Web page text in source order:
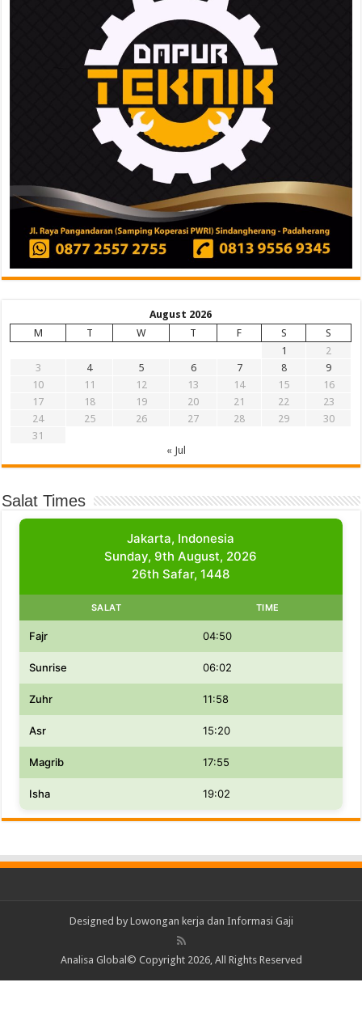
August 2026
M
T W T F S
S
1
2
3
4 5 6 7 8
9
10
11 12 13 14 15
16
17
18 19 20 21 22
23
24
25 26 27 28 29
30
31
« Jul
Salat Times
Jakarta, Indonesia
Sunday, 9th August, 2026
26th Safar, 1448
SALAT TIME
Fajr 04:50
Sunrise 06:02
Zuhr 11:58
Asr 15:20
Magrib 17:55
Isha 19:02
Designed by Lowongan kerja dan Informasi Gaji
Analisa Global© Copyright 2026, All Rights Reserved